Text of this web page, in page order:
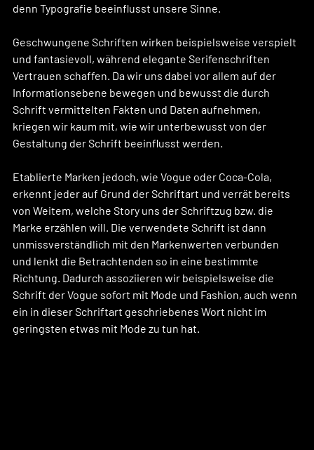
denn Typografie beeinflusst unsere Sinne.
Geschwungene Schriften wirken beispielsweise verspielt
und fantasievoll, während elegante Serifenschriften
Vertrauen schaffen. Da wir uns dabei vor allem auf der
Informationsebene bewegen und bewusst die durch
Schrift vermittelten Fakten und Daten aufnehmen,
kriegen wir kaum mit, wie wir unterbewusst von der
Gestaltung der Schrift beeinflusst werden.
Etablierte Marken jedoch, wie Vogue oder Coca-Cola,
erkennt jeder auf Grund der Schriftart und verrät bereits
von Weitem, welche Story uns der Schriftzug bzw. die
Marke erzählen will. Die verwendete Schrift ist dann
unmissverständlich mit den Markenwerten verbunden
und lenkt die Betrachtenden so in eine bestimmte
Richtung. Dadurch assoziieren wir beispielsweise die
Schrift der Vogue sofort mit Mode und Fashion, auch wenn
ein in dieser Schriftart geschriebenes Wort nicht im
geringsten etwas mit Mode zu tun hat.